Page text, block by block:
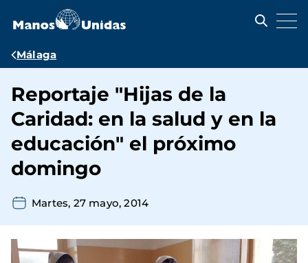
contenido
Ruta
navegación
Málaga
Reportaje "Hijas de la
Caridad: en la salud y en la
educación" el próximo
domingo
Martes, 27 mayo, 2014